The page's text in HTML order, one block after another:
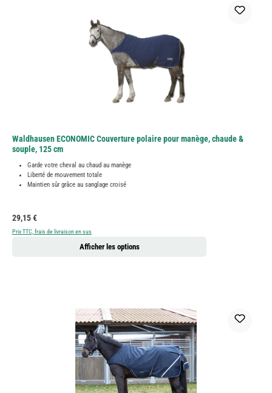
Waldhausen ECONOMIC Couverture polaire pour manège, chaude &
souple, 125 cm
Garde votre cheval au chaud au manège
Liberté de mouvement totale
Maintien sûr grâce au sanglage croisé
Prix régulier :
29,15 €
Prix TTC, frais de livraison en sus
Afficher les options